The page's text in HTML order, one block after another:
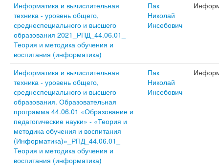
Информатика и вычислительная
техника - уровень общего,
среднеспециального и высшего
образования 2021_РПД_44.06.01_
Теория и методика обучения и
воспитания (информатика)
Пак
Николай
Инсебович
Информатика и вычислительная
техника - уровень общего,
среднеспециального и высшего
образования. Образовательная
программа 44.06.01 «Образование и
педагогические науки» - «Теория и
методика обучения и воспитания
(Информатика)»_РПД_44.06.01_
Теория и методика обучения и
воспитания (информатика)
Пак
Николай
Инсебович